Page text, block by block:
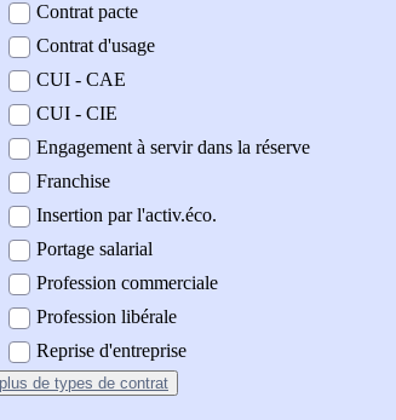
Contrat pacte
Contrat d'usage
CUI - CAE
CUI - CIE
Engagement à servir dans la réserve
Franchise
Insertion par l'activ.éco.
Portage salarial
Profession commerciale
Profession libérale
Reprise d'entreprise
de types de contrat